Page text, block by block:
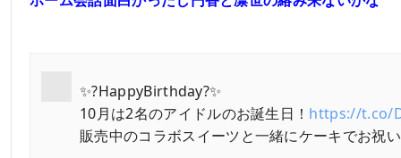
✨?HappyBirthday?✨
10月は2名のアイドルのお誕生日！ https://t.co/
販売中のコラボスイーツと一緒にケーキでお祝